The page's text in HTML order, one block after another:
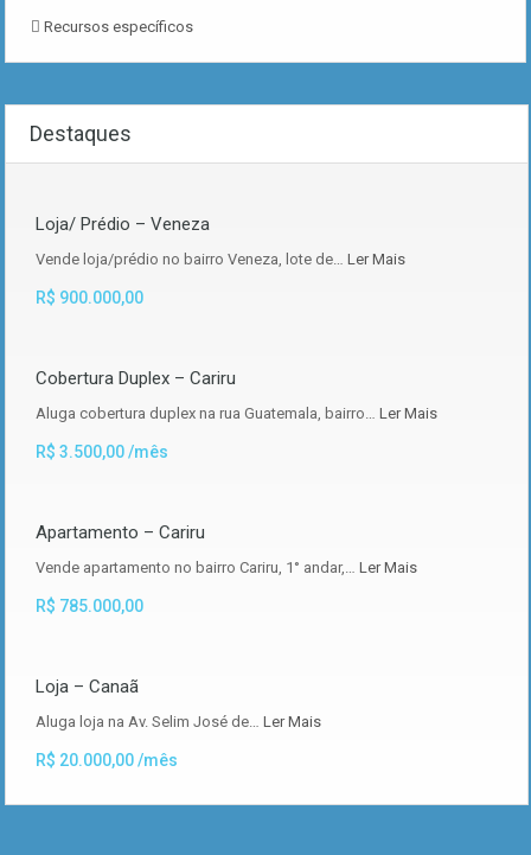
Recursos específicos
Destaques
Loja/ Prédio – Veneza
Vende loja/prédio no bairro Veneza, lote de… Ler Mais
R$ 900.000,00
Cobertura Duplex – Cariru
Aluga cobertura duplex na rua Guatemala, bairro… Ler Mais
R$ 3.500,00 /mês
Apartamento – Cariru
Vende apartamento no bairro Cariru, 1° andar,… Ler Mais
R$ 785.000,00
Loja – Canaã
Aluga loja na Av. Selim José de… Ler Mais
R$ 20.000,00 /mês